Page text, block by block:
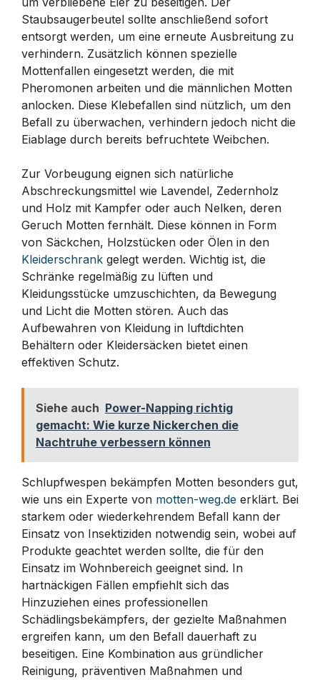
Staubsaugerbeutel sollte anschließend sofort
entsorgt werden, um eine erneute Ausbreitung zu
verhindern. Zusätzlich können spezielle
Mottenfallen eingesetzt werden, die mit
Pheromonen arbeiten und die männlichen Motten
anlocken. Diese Klebefallen sind nützlich, um den
Befall zu überwachen, verhindern jedoch nicht die
Eiablage durch bereits befruchtete Weibchen.
Zur Vorbeugung eignen sich natürliche
Abschreckungsmittel wie Lavendel, Zedernholz
und Holz mit Kampfer oder auch Nelken, deren
Geruch Motten fernhält. Diese können in Form
von Säckchen, Holzstücken oder Ölen in den
Kleiderschrank gelegt werden. Wichtig ist, die
Schränke regelmäßig zu lüften und
Kleidungsstücke umzuschichten, da Bewegung
und Licht die Motten stören. Auch das
Aufbewahren von Kleidung in luftdichten
Behältern oder Kleidersäcken bietet einen
effektiven Schutz.
Siehe auch Power-Napping richtig
gemacht: Wie kurze Nickerchen die
Nachtruhe verbessern können
Schlupfwespen bekämpfen Motten besonders gut,
wie uns ein Experte von motten-weg.de erklärt. Bei
starkem oder wiederkehrendem Befall kann der
Einsatz von Insektiziden notwendig sein, wobei auf
Produkte geachtet werden sollte, die für den
Einsatz im Wohnbereich geeignet sind. In
hartnäckigen Fällen empfiehlt sich das
Hinzuziehen eines professionellen
Schädlingsbekämpfers, der gezielte Maßnahmen
ergreifen kann, um den Befall dauerhaft zu
beseitigen. Eine Kombination aus gründlicher
Reinigung, präventiven Maßnahmen und